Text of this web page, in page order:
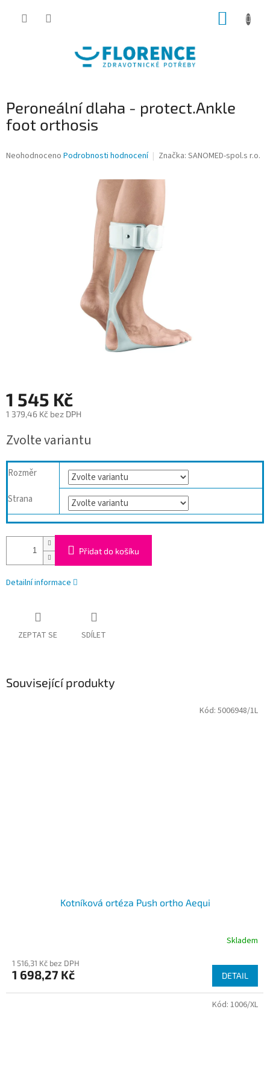
Peroneální dlaha - protect.Ankle
foot orthosis
Průměrné
Neohodnoceno Podrobnosti hodnocení Značka: SANOMED-spol.s r.o.
1 545 Kč
1 379,46 Kč bez DPH
cena:
Zvolte variantu
Rozměr
Strana
Přidat do košíku
Detailní informace
ZEPTAT SE SDÍLET
Související produkty
Kotníková ortéza Push ortho Aequi
Skladem
1 516,31 Kč bez DPH
1 698,27 Kč DETAIL
Kód: 5006948/1L
Kód: 1006/XL